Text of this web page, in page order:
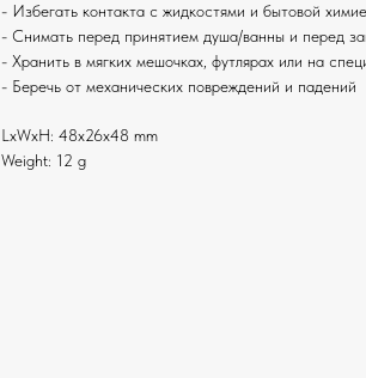
- Избегать контакта с жидкостями и бытовой
- Снимать перед принятием душа/ванны и перед
- Хранить в мягких мешочках, футлярах или на
- Беречь от механических повреждений и падений
LxWxH: 48x26x48 mm
Weight: 12 g